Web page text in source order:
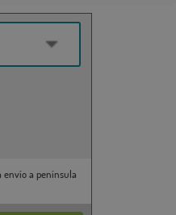
envío a península